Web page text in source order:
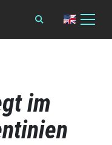
im